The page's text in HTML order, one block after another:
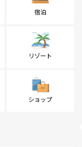
宿泊
リゾート
ショップ